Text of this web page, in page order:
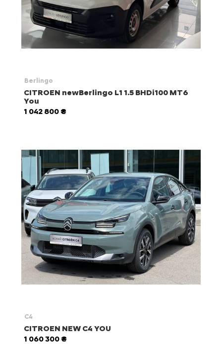
Berlingo
CITROEN newBerlingo L1 1.5 BHDi100 MT6
You
1 042 800 ₴
C4
CITROEN NEW C4 YOU
1 060 300 ₴